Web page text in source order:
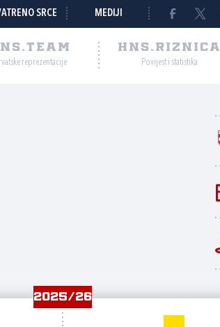
SRCE MEDIJI
reprezentacije
HNS.RIZNICA
Povijest i statistika
2025/26